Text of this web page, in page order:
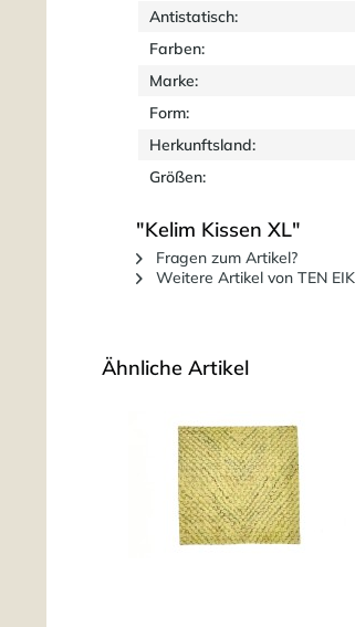
Antistatisch:
Farben:
Marke:
Form:
Herkunftsland:
Größen:
"Kelim Kissen XL"
Fragen zum Artikel?
Weitere Artikel von TEN
Ähnliche Artikel